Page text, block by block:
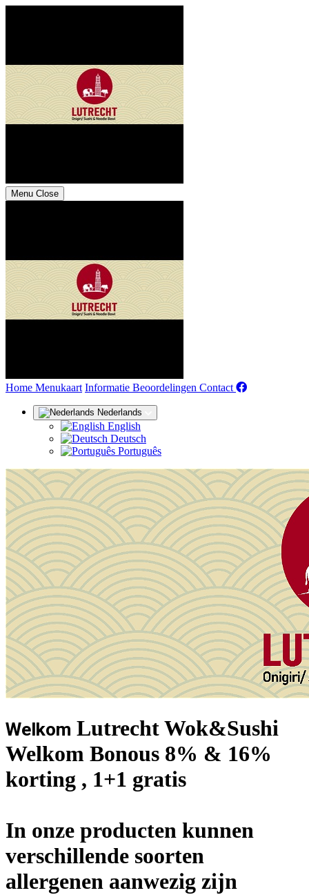
Menu Close
Home (huidige)
Menukaart Informatie Beoordelingen Contact
Nederlands
English
Deutsch
Português
Welkom Lutrecht Wok&Sushi
Welkom Bonous 8% & 16%
korting , 1+1 gratis
In onze producten kunnen
verschillende soorten
allergenen aanwezig zijn